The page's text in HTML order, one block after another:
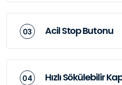
Acil Stop Butonu
Hızlı Sökülebilir